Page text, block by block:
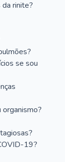
rinite?
se sou
19?